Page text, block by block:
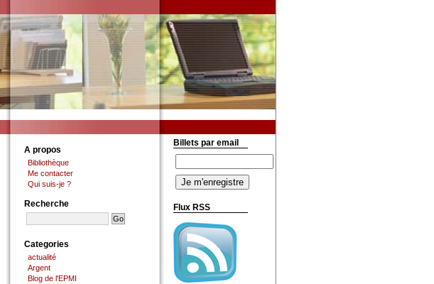
A propos
Bibliothèque
Me contacter
Qui suis-je ?
Recherche
Categories
actualité
Argent
Blog de l'EPMI
Billets par email
Flux RSS